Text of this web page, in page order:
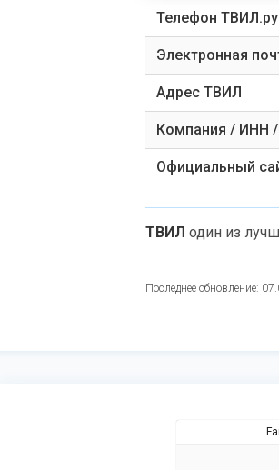
Телефон ТВИЛ.ру
Электронная
Адрес ТВИЛ
Компания / ИНН
Официальный
ТВИЛ один из
Последнее обновление: